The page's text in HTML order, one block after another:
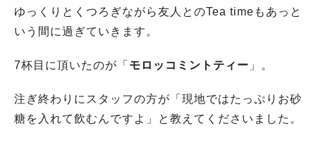
ゆっくりとくつろぎながら友人とのTea timeもあっと
いう間に過ぎていきます。
7杯目に頂いたのが「 モロッコミントティー 」。
注ぎ終わりにスタッフの方が「現地ではたっぷりお砂
糖を入れて飲むんですよ」と教えてくださいました。